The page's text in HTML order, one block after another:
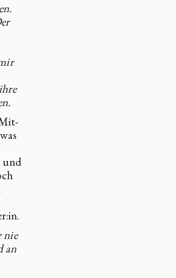
und
nie
an